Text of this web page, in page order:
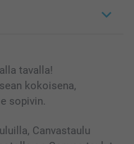
tavalla!
kokoisena,
sopivin.
Canvastaulu